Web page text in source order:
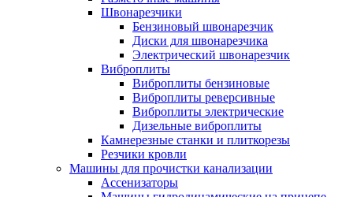
Швонарезчики
Бензиновый швонарезчик
Диски для швонарезчика
Электрический швонарезчик
Виброплиты
Виброплиты бензиновые
Виброплиты реверсивные
Виброплиты электрические
Дизельные виброплиты
Камнерезные станки и плиткорезы
Резчики кровли
Машины для прочистки канализации
Ассенизаторы